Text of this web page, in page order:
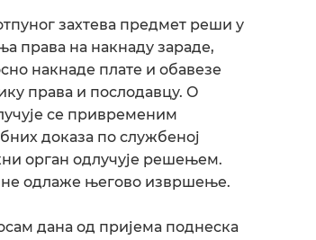
захтева предмет реши у
права на накнаду зараде,
накнаде плате и обавезе
права и послодавцу. О
се привременим
доказа по службеној
орган одлучује решењем.
одлаже његово извршење.
дана од пријема поднеска